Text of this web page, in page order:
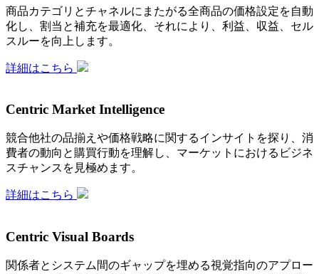
商品カテゴリとチャネルにまたがる全商品の価格設定を自動
化し、割当と補充を最適化、それにより、利益、収益、セル
スルーを向上します。
詳細はこちら
Centric Market Intelligence
競合他社の品揃えや価格戦略に関するインサイトを探り、消
費者の動向と購買行動を理解し、マーケットにおけるビジネ
スチャンスを見極めます。
詳細はこちら
Centric Visual Boards
関係者とシステム間のギャップを埋める視覚指向のアプロー